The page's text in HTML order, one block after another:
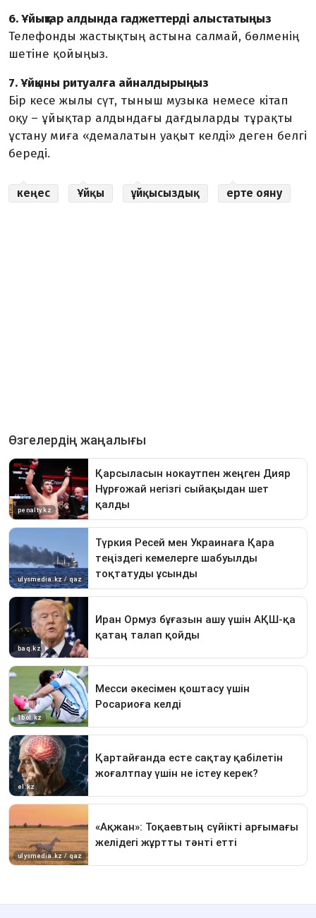
6. Ұйықтар алдында гаджеттерді алыстатыңыз
Телефонды жастықтың астына салмай, бөлменің
шетіне қойыңыз.
7. Ұйқыны ритуалға айналдырыңыз
Бір кесе жылы сүт, тыныш музыка немесе кітап
оқу – ұйықтар алдындағы дағдыларды тұрақты
ұстану миға «демалатын уақыт келді» деген белгі
береді.
кеңес Ұйқы ұйқысыздық ерте ояну